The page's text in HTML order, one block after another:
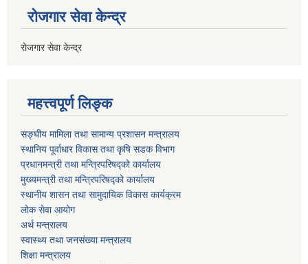
रोजगार सेवा केन्द्र
रोजगार सेवा केन्द्र
महत्त्वपूर्ण लिङ्क
सङ्घीय मामिला तथा सामान्य प्रशासन मन्त्रालय
स्थानिय पूर्वाधार विकास तथा कृषि सडक विभाग
प्रधानमन्त्री तथा मन्त्रिपरिषद्को कार्यालय
मुख्यमन्त्री तथा मन्त्रिपरिषद्को कार्यालय
स्थानीय शासन तथा सामुदायिक विकास कार्यक्रम
लोक सेवा आयोग
अर्थ मन्त्रालय
स्वास्थ्य तथा जनस‌ंख्या मन्त्रालय
शिक्षा मन्त्रालय